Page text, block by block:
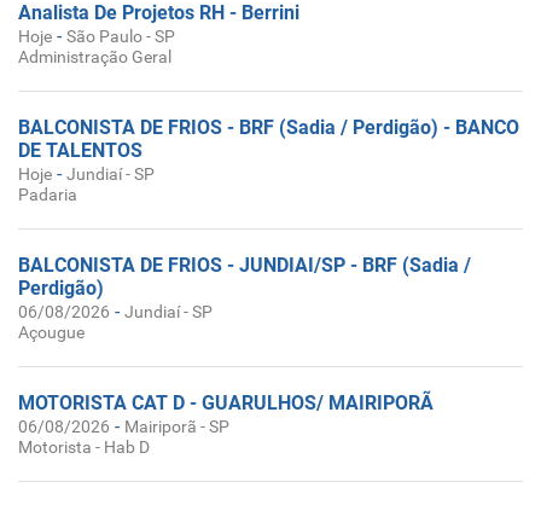
Analista De Projetos RH - Berrini
Hoje -São Paulo - SP
Administração Geral
BALCONISTA DE FRIOS - BRF (Sadia / Perdigão) - BANCO
DE TALENTOS
Hoje -Jundiaí - SP
Padaria
BALCONISTA DE FRIOS - JUNDIAI/SP - BRF (Sadia /
Perdigão)
06/08/2026 -Jundiaí - SP
Açougue
MOTORISTA CAT D - GUARULHOS/ MAIRIPORÃ
06/08/2026 - Mairiporã - SP
Motorista - Hab D